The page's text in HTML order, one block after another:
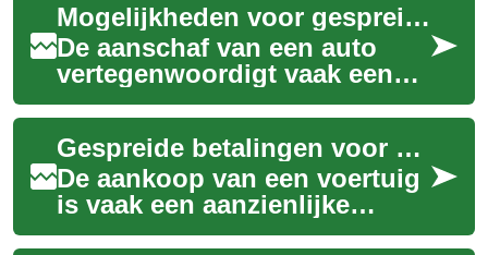
Mogelijkheden voor gespreide autokosten
De aanschaf van een auto
vertegenwoordigt vaak een
aanzienlijke investering,
waardoor directe betaling
voor velen gee...
Gespreide betalingen voor uw voertuig: een gids
De aankoop van een voertuig
is vaak een aanzienlijke
investering, en niet iedereen